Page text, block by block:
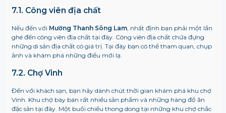
7.1. Công viên địa chất
Nếu đến với Mường Thanh Sông Lam, nhất định bạn phải một lần
ghé đến công viên địa chất tại đây. Công viên địa chất chứa đựng
những di sản địa chất có giá trị. Tại đây bạn có thể tham quan, chụp
ảnh và khám phá những điều mới lạ.
7.2. Chợ Vinh
Đến với khách sạn, bạn hãy dành chút thời gian khám phá khu chợ
Vinh. Khu chợ bày bán rất nhiều sản phẩm và những hàng đồ ăn
đặc sản tại đây. Một buổi chiều thong dong tại những khu chợ chắc